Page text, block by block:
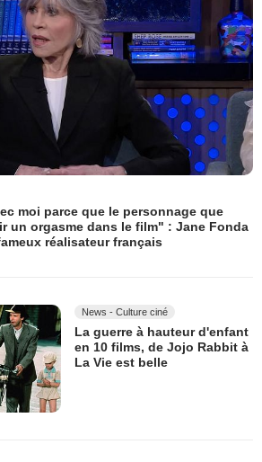
moi parce que le personnage que
un orgasme dans le film" : Jane Fonda
réalisateur français
News - Culture ciné
La guerre à hauteur d'enfant
en 10 films, de Jojo Rabbit à
La Vie est belle